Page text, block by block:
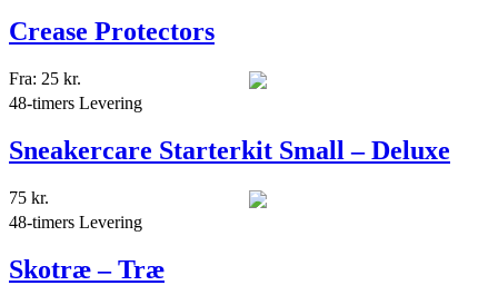
Crease Protectors
Fra: 25 kr.
48-timers Levering
Sneakercare Starterkit Small – Deluxe
75 kr.
48-timers Levering
Skotræ – Træ